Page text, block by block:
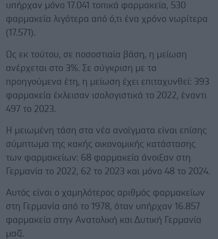
υπήρχαν μόνο 17.041 τοπικά φαρμακεία, 530
φαρμακεία λιγότερα από ό,τι ένα χρόνο νωρίτερα
(17.571).
Ως εκ τούτου, σε ποσοστιαία βάση, η μείωση
ανέρχεται στο 3%. Σε σύγκριση με τα
προηγούμενα έτη, η μείωση έχει επιταχυνθεί: 393
φαρμακεία έκλεισαν ισολογιστικά το 2022, έναντι
497 το 2023.
Η μειωμένη τάση στα νέα ανοίγματα είναι επίσης
σύμπτωμα της κακής οικονομικής κατάστασης
των φαρμακείων: 68 φαρμακεία άνοιξαν στη
Γερμανία το 2022, 62 το 2023 και μόνο 48 το 2024.
Αυτός είναι ο χαμηλότερος αριθμός φαρμακείων
στη Γερμανία από το 1978, όταν υπήρχαν 16.857
φαρμακεία στην Ανατολική και Δυτική Γερμανία
μαζί.